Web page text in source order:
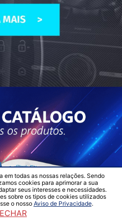
em todas as nossas relações. Sendo
cookies para aprimorar a sua
seus interesses e necessidades.
sobre os tipos de cookies utilizados
o nosso Aviso de Privacidade.